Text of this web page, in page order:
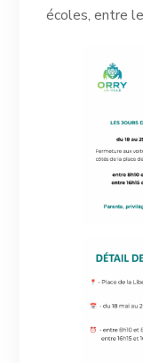
écoles, entre